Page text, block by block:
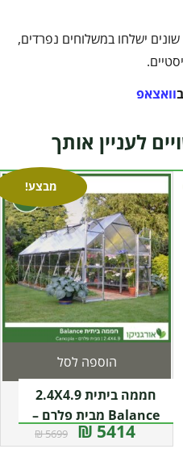
ישלחו במשלוחים נפרדים,
בוואצאפ
לעניין אותך
מבצע!
חממה ביתית 2.4X4.9
Balance מבית פלרם –
Canopia
5414 ₪
5699 ₪
הוספה לסל